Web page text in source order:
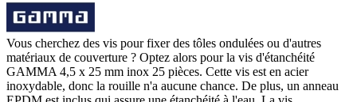
Vous cherchez des vis pour fixer des tôles ondulées ou d'autres
matériaux de couverture ? Optez alors pour la vis d'étanchéité
GAMMA 4,5 x 25 mm inox 25 pièces. Cette vis est en acier
inoxydable, donc la rouille n'a aucune chance. De plus, un anneau